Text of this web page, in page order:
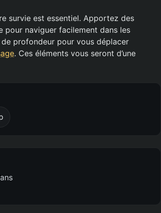
survie est essentiel. Apportez des
naviguer facilement dans les
profondeur pour vous déplacer
. Ces éléments vous seront d’une